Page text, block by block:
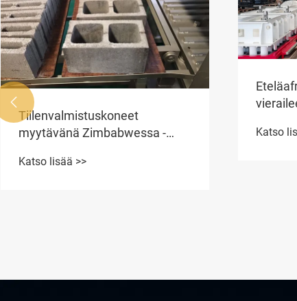
Tiilenvalmistuskoneet
myytävänä Zimbabwessa -
Katso lisää >>
Katso
